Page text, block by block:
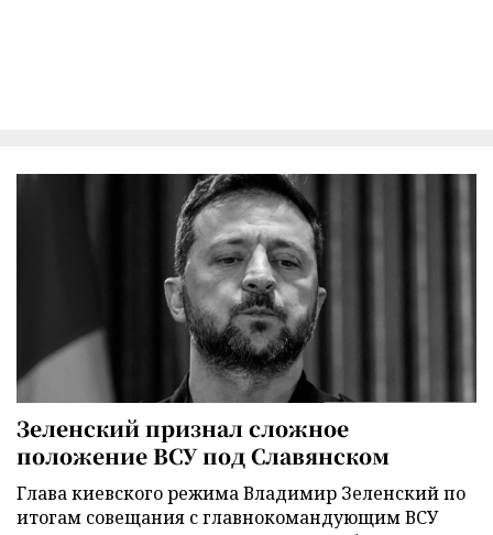
Зеленский признал сложное
положение ВСУ под Славянском
Глава киевского режима Владимир Зеленский по
итогам совещания с главнокомандующим ВСУ